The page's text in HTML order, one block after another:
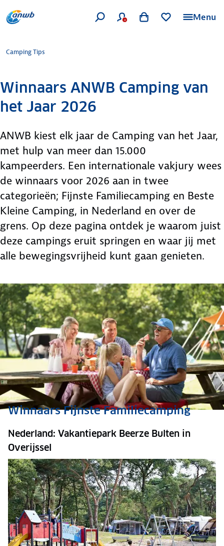
Menu
Camping Tips
Winnaars ANWB Camping van
het Jaar 2026
ANWB kiest elk jaar de Camping van het Jaar,
met hulp van meer dan 15.000
kampeerders. Een internationale vakjury wees
de winnaars voor 2026 aan in twee
categorieën; Fijnste Familiecamping en Beste
Kleine Camping, in Nederland en over de
grens. Op deze pagina ontdek je waarom juist
deze campings eruit springen en waar jij met
alle bewegingsvrijheid kunt gaan genieten.
Winnaars Fijnste Familiecamping
Nederland: Vakantiepark Beerze Bulten in
Overijssel